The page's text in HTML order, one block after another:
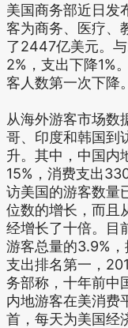
美国商务部近日发
客为商务、医疗、
了2447亿美元。
2%，支出下降1%
客人数第一次下降。
从海外游客市场数
哥、印度和韩国到
升。其中，中国内
15%，消费支出
访美国的游客数量
位数的增长，而且
经增长了十倍。目
游客总量的3.9%
支出排名第一，
务部称，十年前中
内地游客在美消费
首，每天为美国经